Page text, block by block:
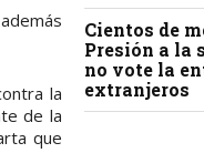
la
de la
que
Cientos de
Presión a la
no vote la
extranjeros